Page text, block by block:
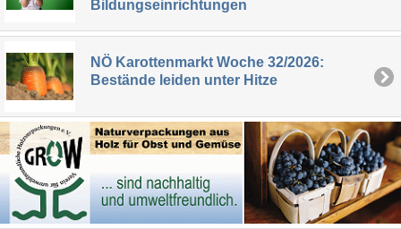
Bildungseinrichtungen
NÖ Karottenmarkt Woche 32/2026:
Bestände leiden unter Hitze